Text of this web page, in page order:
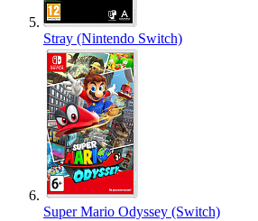
Stray (Nintendo Switch)
Super Mario Odyssey (Switch)